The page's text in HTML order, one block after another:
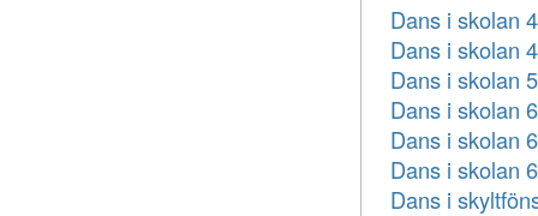
Dans i skolan
Dans i skolan
Dans i skolan
Dans i skolan
Dans i skolan
Dans i skolan
Dans i